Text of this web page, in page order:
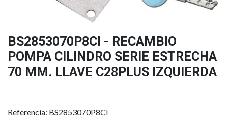
BS2853070P8CI - RECAMBIO
POMPA CILINDRO SERIE ESTRECHA
70 MM. LLAVE C28PLUS IZQUIERDA
Referencia: BS2853070P8CI